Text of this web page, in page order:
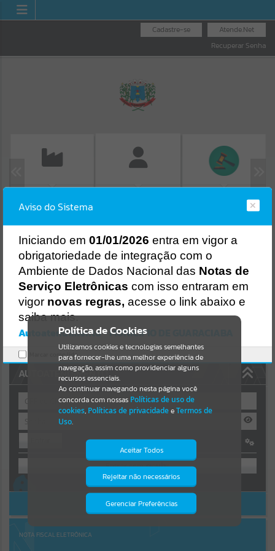
Atende.Net
Cadastre-se
Recuperar Senha
ISS/ALVARÁ
Resultados para""
Portais
Por favor, aguarde...
NOTÍCIAS
Por favor, aguarde...
Por favor, aguarde...
AUTOATENDIMENTO
OU
Cadastre-se|Recuperar Senha
ACESSAR SEM LOGIN
NOTA FISCAL ELETRÔNICA
Política de Cookies
Utilizamos cookies e tecnologias semelhantes
para fornecer-lhe uma melhor experiência de
navegação, assim como providenciar alguns
recursos essenciais.
Ao continuar navegando nesta página você
concorda com nossas Políticas de uso de
cookies, Políticas de privacidadeeTermos de
Uso.
Aceitar Todos
Rejeitar não necessários
Gerenciar Preferências
Isto significa que diversos recursos
providenciados poderão não estar
Aviso do Sistema
Iniciando em 01/01/2026 entra em vigor a
obrigatoriedade de integração com o
Ambiente de Dados Nacional das Notas de
Serviço Eletrônicas com isso entraram em
vigor novas regras, acesse o link abaixo e
saiba mais.
Autoatendimento - MUNICIPIO DE GUARACIABA
Marcar como lido.
Erro
Gerenciamento do Sistema
CÓDIGO DA MENSAGEM:
Ocorreu um erro de script:
Uncaught SyntaxError: Unexpected token '('
https://guaraciaba.atende.net/cidadao/pagina/static/bundle/wpo_in
dex_2_base_l2_portal_editores_sync_d9fb77cfd5741fafc9972edc7a6
41fea.js?v=83d4f602:47
Verificar Mais Detalhes